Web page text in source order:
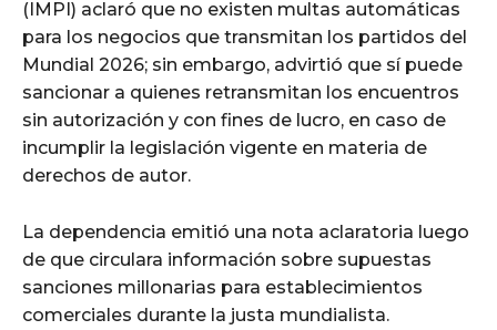
(IMPI) aclaró que no existen multas automáticas
para los negocios que transmitan los partidos del
Mundial 2026; sin embargo, advirtió que sí puede
sancionar a quienes retransmitan los encuentros
sin autorización y con fines de lucro, en caso de
incumplir la legislación vigente en materia de
derechos de autor.
La dependencia emitió una nota aclaratoria luego
de que circulara información sobre supuestas
sanciones millonarias para establecimientos
comerciales durante la justa mundialista.